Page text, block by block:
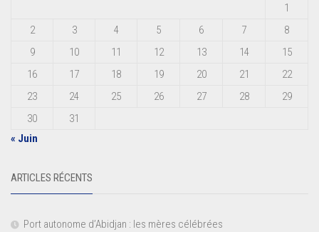
1
2
3 4 5 6 7
8
9
10 11 12 13 14
15
16
17 18 19 20 21
22
23
24 25 26 27 28
29
30
31
« Juin
ARTICLES RÉCENTS
Port autonome d’Abidjan : les mères célébrées